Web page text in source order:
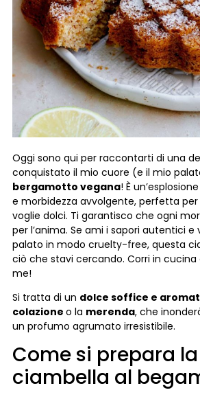
Oggi sono qui per raccontarti di una
conquistato il mio cuore (e il mio
bergamotto vegana! È
e morbidezza avvolgente, perfetta
voglie dolci. Ti garantisco che ogni
per l’anima. Se ami i sapori autentici e
palato in modo cruelty-free, questa
ciò che stavi cercando. Corri in cucina
me!
Si tratta di un dolce soffice e
colazione o la merenda, che
un profumo agrumato irresistibile.
Come si prepara la
ciambella al